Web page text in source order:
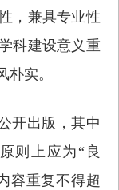
，兼具专业性
科建设意义重
实。
开出版，其中
则上应为“良
容重复不得超